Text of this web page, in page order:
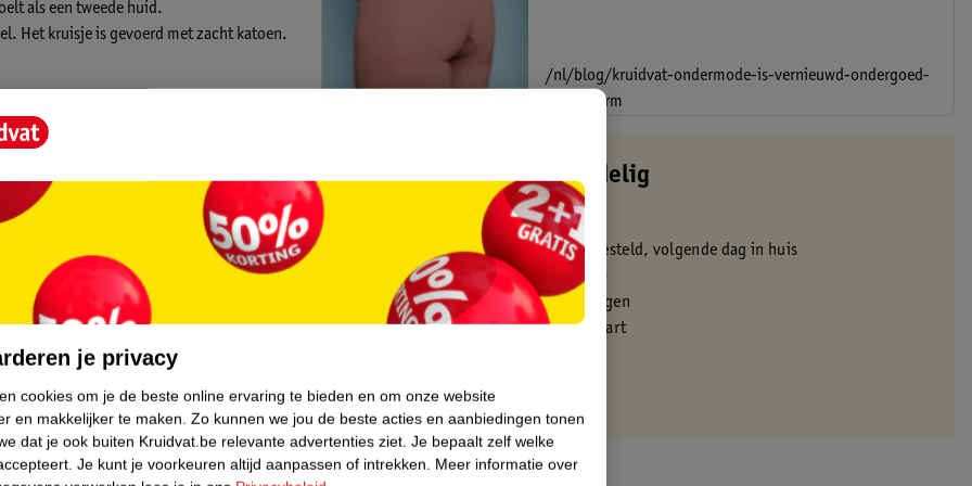
als een tweede huid.
Het kruisje is gevoerd met zacht katoen.
bleken, niet drogen in de
/nl/blog/kruidvat-ondermode-is-vernieuwd-ondergoed-
in-topvorm
Kruidvat is altijd voordelig
Gratis ophalen in de winkel
Op werkdagen voor 22:00 uur besteld, volgende dag in huis
Gratis thuisbezorgd vanaf 50.00
Gratis retourneren binnen 30 dagen
Gratis punten met je Kruidvat kaart
je privacy
cookies om je de beste online ervaring te bieden en om onze website
en makkelijker te maken. Zo kunnen we jou de beste acties en aanbiedingen tonen
dat je ook buiten Kruidvat.be relevante advertenties ziet. Je bepaalt zelf welke
Je kunt je voorkeuren altijd aanpassen of intrekken. Meer informatie over